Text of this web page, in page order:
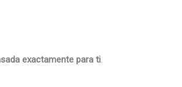
exactamente para ti.